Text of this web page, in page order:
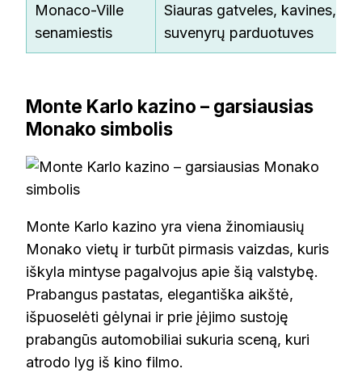
Monaco-Ville
senamiestis
Siauras gatveles, kavines,
suvenyrų parduotuves
Monte Karlo kazino – garsiausias
Monako simbolis
Monte Karlo kazino yra viena žinomiausių
Monako vietų ir turbūt pirmasis vaizdas, kuris
iškyla mintyse pagalvojus apie šią valstybę.
Prabangus pastatas, elegantiška aikštė,
išpuoselėti gėlynai ir prie įėjimo sustoję
prabangūs automobiliai sukuria sceną, kuri
atrodo lyg iš kino filmo.